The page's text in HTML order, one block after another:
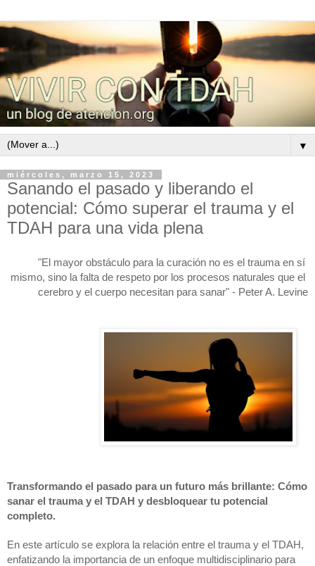
▼
miércoles, marzo 15, 2023
Sanando el pasado y liberando el
potencial: Cómo superar el trauma y el
TDAH para una vida plena
"El mayor obstáculo para la curación no es el trauma en sí
mismo, sino la falta de respeto por los procesos naturales que el
cerebro y el cuerpo necesitan para sanar" - Peter A. Levine
Transformando el pasado para un futuro más brillante: Cómo
sanar el trauma y el TDAH y desbloquear tu potencial
completo.
En este artículo se explora la relación entre el trauma y el TDAH,
enfatizando la importancia de un enfoque multidisciplinario para